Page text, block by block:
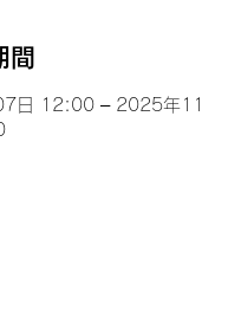
間
日 12:00 – 2025年11